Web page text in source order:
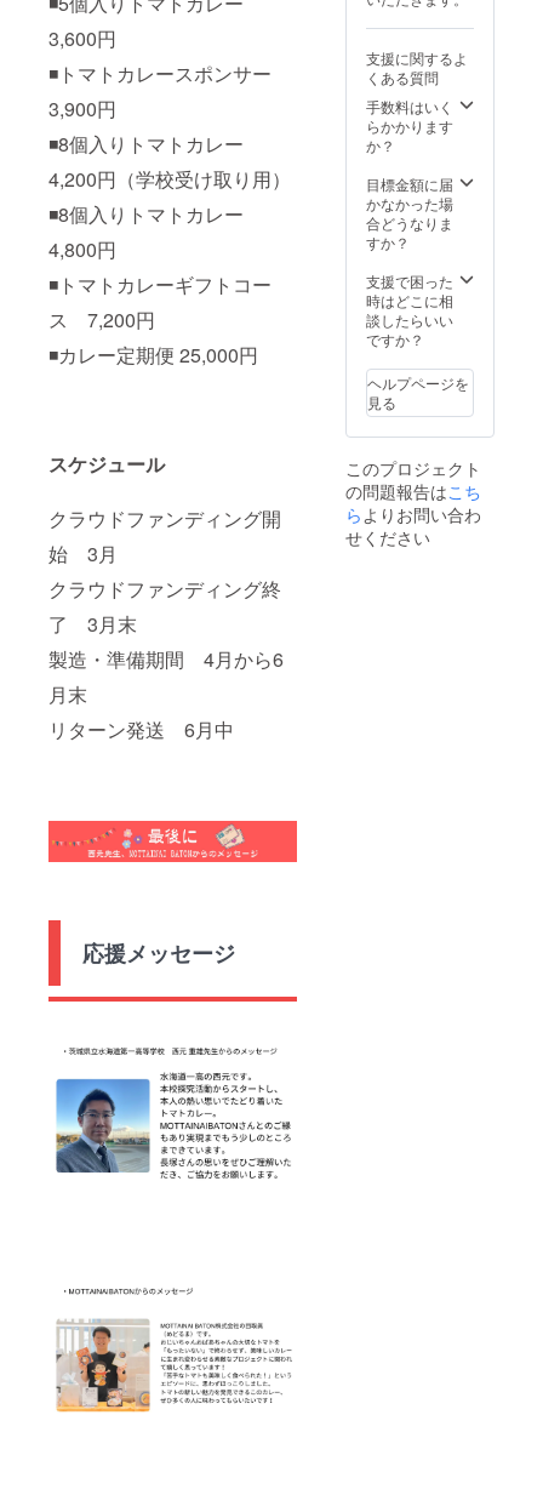
3,600円
◾️トマトカレースポンサー
3,900円
◾️8個入りトマトカレー
4,200円（学校受け取り用）
◾️8個入りトマトカレー
4,800円
◾️トマトカレーギフトコー
ス 7,200円
◾️カレー定期便 25,000円
スケジュール
クラウドファンディング開
始 3月
クラウドファンディング終
了 3月末
製造・準備期間 4月から6
月末
リターン発送 6月中
応援メッセージ
前には
必ずお
リター
ンに貼
付され
たラベ
をご確
認くだ
さい。
カレー
は月に1
ます。
※宅急便
での配
送にな
りま
潰れす
る可能
性がご
ざいま
らかじ
めご了
承くだ
さい。
は1袋
150gと
なりま
す。 ※
及び添
加物等
の食品
表示は
お届け
支援に関するよ
くある質問
手数料はいく
らかかります
か？
目標金額に届
かなかった場
合どうなりま
すか？
支援で困った
時はどこに相
談したらいい
ですか？
ヘルプページを
見る
このプロジェクト
の問題報告はこち
らよりお問い合わ
せください